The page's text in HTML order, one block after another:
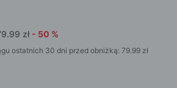
zł - 50 %
ostatnich 30 dni przed obniżką: 79.99 zł